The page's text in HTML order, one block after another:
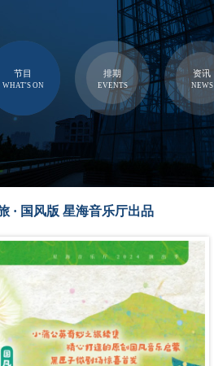
节目
WHAT'S ON
排期
EVENTS
资讯
NEWS
· 国风版 星海音乐厅出品